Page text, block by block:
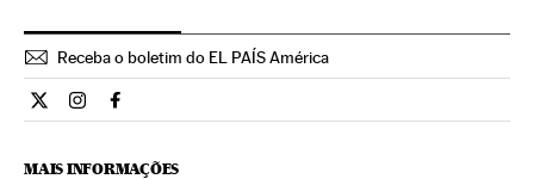
Receba o boletim do EL PAÍS América
Internacional El País Brasil en Twitter
Internacional El País Brasil en Instagram
Internacional El País Brasil en Facebook
MAIS INFORMAÇÕES